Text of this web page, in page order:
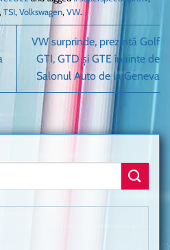
,TSI, Volkswagen, VW.
VW surprinde, prezintă Golf
GTI, GTD și GTE înainte de
Salonul Auto de la Geneva